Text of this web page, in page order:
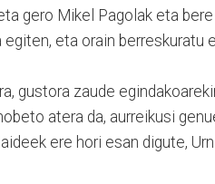
gero Mikel Pagolak eta
eta orain berreskuratu
gustora zaude
atera da, aurreikusi
ere hori esan digute,